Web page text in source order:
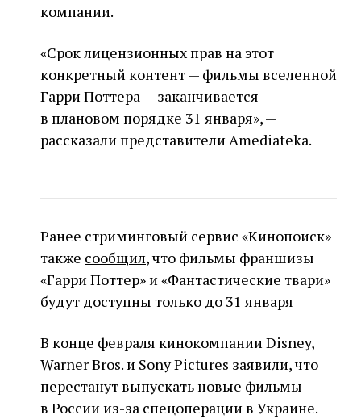
компании.
«Срок лицензионных прав на этот
конкретный контент — фильмы вселенной
Гарри Поттера — заканчивается
в плановом порядке 31 января», —
рассказали представители Amediateka.
Ранее стриминговый сервис «Кинопоиск»
также сообщил, что фильмы франшизы
«Гарри Поттер» и «Фантастические твари»
будут доступны только до 31 января
В конце февраля кинокомпании Disney,
Warner Bros. и Sony Pictures заявили, что
перестанут выпускать новые фильмы
в России из-за спецоперации в Украине.